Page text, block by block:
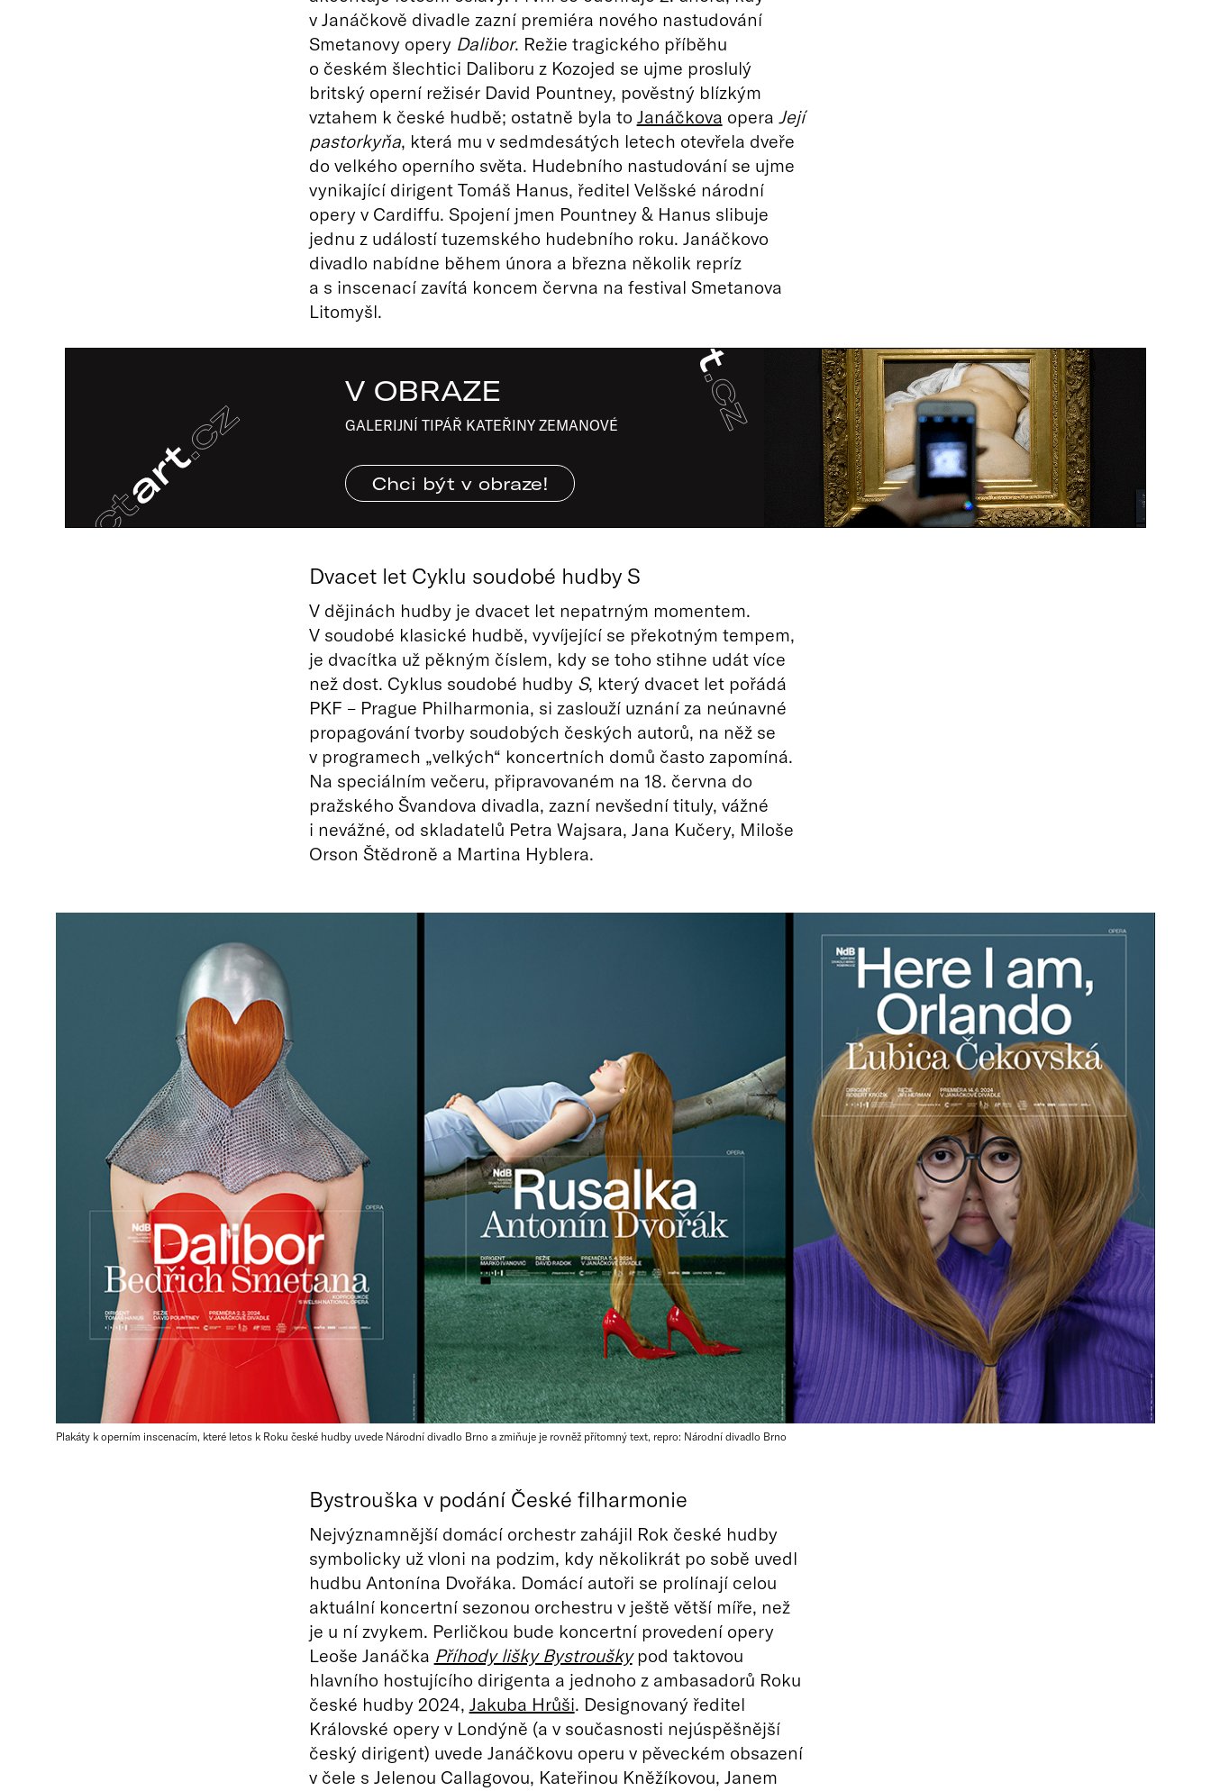
v Janáčkově divadle zazní premiéra nového nastudování
Smetanovy opery Dalibor. Režie tragického příběhu
o českém šlechtici Daliboru z Kozojed se ujme proslulý
britský operní režisér David Pountney, pověstný blízkým
vztahem k české hudbě; ostatně byla to Janáčkova opera Její
pastorkyňa, která mu v sedmdesátých letech otevřela dveře
do velkého operního světa. Hudebního nastudování se ujme
vynikající dirigent Tomáš Hanus, ředitel Velšské národní
opery v Cardiffu. Spojení jmen Pountney & Hanus slibuje
jednu z událostí tuzemského hudebního roku. Janáčkovo
divadlo nabídne během února a března několik repríz
a s inscenací zavítá koncem června na festival Smetanova
Litomyšl.
V OBRAZE
GALERIJNÍ TIPÁŘ KATEŘINY ZEMANOVÉ
Chci být v obraze!
Dvacet let Cyklu soudobé hudby S
V dějinách hudby je dvacet let nepatrným momentem.
V soudobé klasické hudbě, vyvíjející se překotným tempem,
je dvacítka už pěkným číslem, kdy se toho stihne udát více
než dost. Cyklus soudobé hudby S, který dvacet let pořádá
PKF – Prague Philharmonia, si zaslouží uznání za neúnavné
propagování tvorby soudobých českých autorů, na něž se
v programech „velkých“ koncertních domů často zapomíná.
Na speciálním večeru, připravovaném na 18. června do
pražského Švandova divadla, zazní nevšední tituly, vážné
i nevážné, od skladatelů Petra Wajsara, Jana Kučery, Miloše
Orson Štědroně a Martina Hyblera.
Plakáty k operním inscenacím, které letos k Roku české hudby uvede Národní divadlo Brno a zmiňuje je rovněž přítomný text, repro: Národní divadlo Brno
Bystrouška v podání České filharmonie
Nejvýznamnější domácí orchestr zahájil Rok české hudby
symbolicky už vloni na podzim, kdy několikrát po sobě uvedl
hudbu Antonína Dvořáka. Domácí autoři se prolínají celou
aktuální koncertní sezonou orchestru v ještě větší míře, než
je u ní zvykem. Perličkou bude koncertní provedení opery
Leoše Janáčka Příhody lišky Bystrouškypod taktovou
hlavního hostujícího dirigenta a jednoho z ambasadorů Roku
české hudby 2024, Jakuba Hrůši. Designovaný ředitel
Královské opery v Londýně (a v současnosti nejúspěšnější
český dirigent) uvede Janáčkovu operu v pěveckém obsazení
v čele s Jelenou Callagovou, Kateřinou Kněžíkovou, Janem